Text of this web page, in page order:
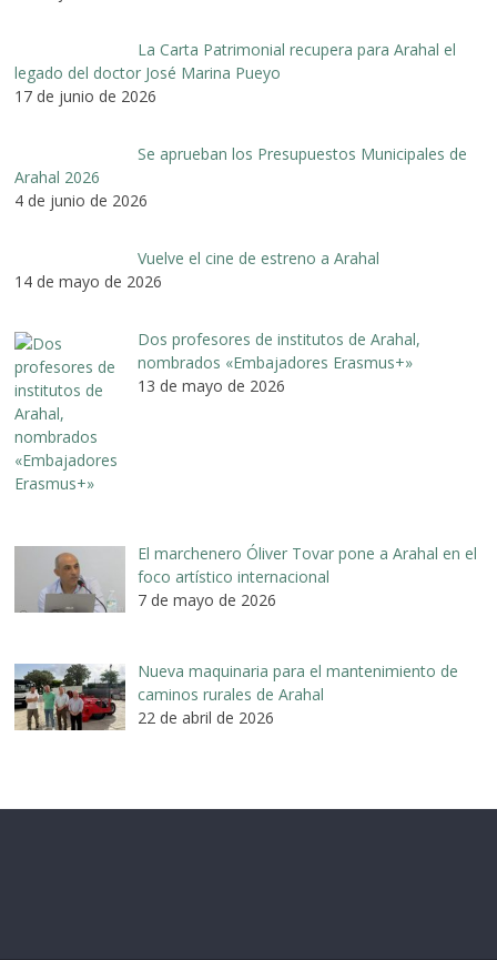
La Carta Patrimonial recupera para Arahal el
legado del doctor José Marina Pueyo
17 de junio de 2026
Se aprueban los Presupuestos Municipales de
Arahal 2026
4 de junio de 2026
Vuelve el cine de estreno a Arahal
14 de mayo de 2026
Dos profesores de institutos de Arahal,
nombrados «Embajadores Erasmus+»
13 de mayo de 2026
El marchenero Óliver Tovar pone a Arahal en el
foco artístico internacional
7 de mayo de 2026
Nueva maquinaria para el mantenimiento de
caminos rurales de Arahal
22 de abril de 2026